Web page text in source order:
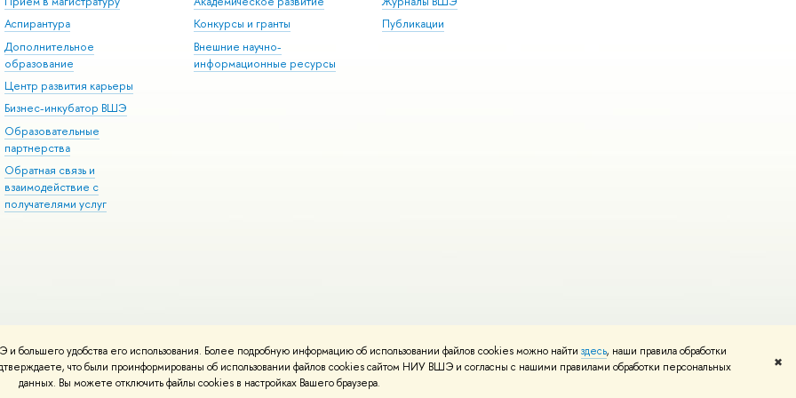
удобства его использования. Более подробную информацию об использовании файлов cookies можно найти здесь, наши правила обработки
что были проинформированы об использовании файлов cookies сайтом НИУ ВШЭ и согласны с нашими правилами обработки персональных
данных. Вы можете отключить файлы cookies в настройках Вашего браузера.
✖
Аспирантура
Дополнительное
образование
Центр развития карьеры
Бизнес-инкубатор ВШЭ
Образовательные
партнерства
Обратная связь и
взаимодействие с
получателями услуг
Конкурсы и гранты
Внешние научно-
информационные ресурсы
Публикации
Редактору
Условия использования материалов Политика конфиденциальности Карта сайта
вШколе дизайна НИУ ВШЭ